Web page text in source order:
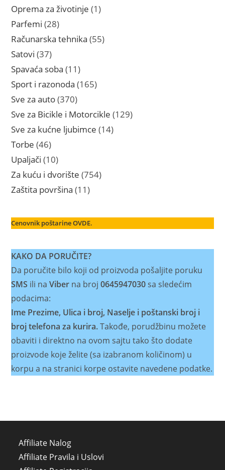
Oprema za životinje 11
Parfemi 2828
proizvoda
Računarska tehnika 5555
Satovi 3737
proizvoda
Spavaća soba 1111
proizvoda
Sport i razonoda 165165
Sve za auto 370370
proizvoda
Sve za Bicikle i Motorcikle 129129
Sve za kućne ljubimce 1414
Torbe 4646
proizvoda
Upaljači 1010
proizvoda
Za kuću i dvorište 754754
Zaštita površina 1111
Cenovnik poštarine OVDE.
KAKO DA PORUČITE?
Da poručite bilo koji od proizvoda pošaljite poruku
SMS ili naViber na broj0645947030sa sledećim
podacima:
Ime Prezime, Ulica i broj, Naselje i poštanski broj i
broj telefona za kurira.Takođe, porudžbinu možete
obaviti i direktno na ovom sajtu tako što dodate
proizvode koje želite (sa izabranom količinom) u
korpu a na stranici korpe ostavite navedene podatke.
Affiliate Nalog
Affiliate Pravila i Uslovi